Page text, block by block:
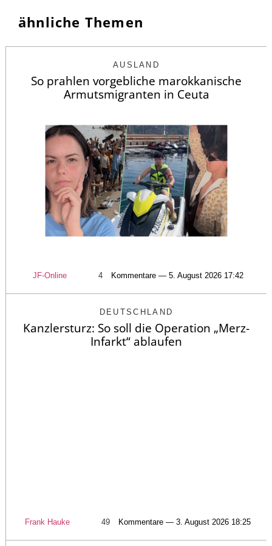
ähnliche Themen
AUSLAND
So prahlen vorgebliche marokkanische
Armutsmigranten in Ceuta
JF-Online 4 Kommentare — 5. August 2026 17:42
DEUTSCHLAND
Kanzlersturz: So soll die Operation „Merz-
Infarkt“ ablaufen
Frank Hauke 49 Kommentare — 3. August 2026 18:25